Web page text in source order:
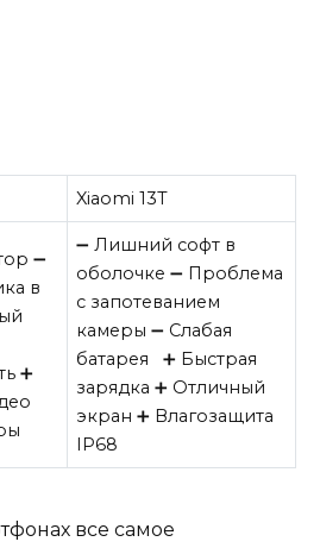
Xiaomi 13T
➖
в
➕
➖ Лишний софт в
оболочке ➖ Проблема
с запотеванием
камеры ➖ Слабая
батарея ➕ Быстрая
зарядка ➕ Отличный
экран ➕ Влагозащита
IP68
все самое